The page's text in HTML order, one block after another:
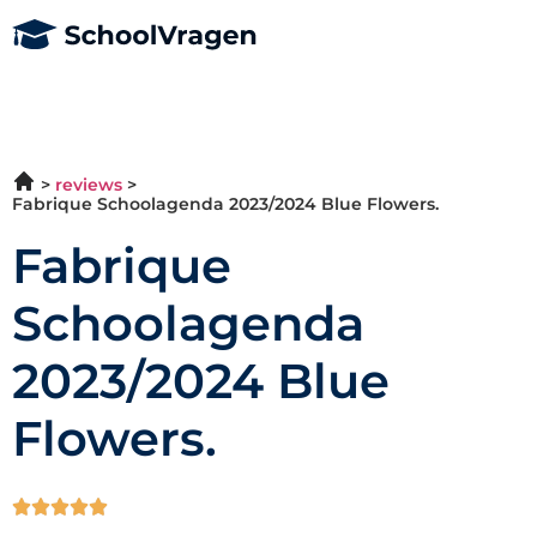
reviews
Fabrique Schoolagenda 2023/2024 Blue Flowers.
Fabrique
Schoolagenda
2023/2024 Blue
Flowers.
